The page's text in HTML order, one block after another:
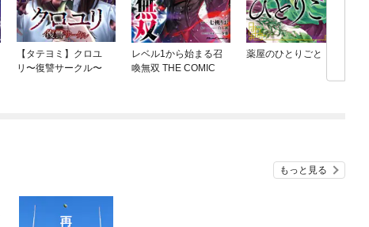
【タテヨミ】クロユ
リ〜復讐サークル〜
レベル1から始まる召
喚無双 THE COMIC
薬屋のひとりごと
もっと見る